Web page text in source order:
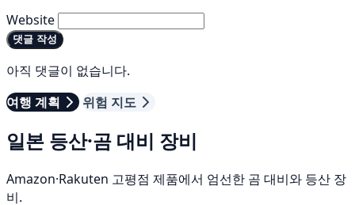
Website
댓글 작성
아직 댓글이 없습니다.
여행 계획
위험 지도
일본 등산·곰 대비 장비
Amazon·Rakuten 고평점 제품에서 엄선한 곰 대비와 등산 장
비.